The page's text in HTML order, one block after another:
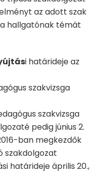
az adott szak
hallgatónak témát
i határideje az
szakvizsga
szakvizsga
pedig június 2.
ban megkezdők
szakdolgozat
határideje április 20.,